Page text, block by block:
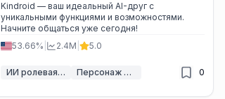
Kindroid — ваш идеальный AI-друг с
уникальными функциями и возможностями.
Начните общаться уже сегодня!
53.66%
2.4M 5.0
ИИ ролевая игра Персонаж ИИ 0